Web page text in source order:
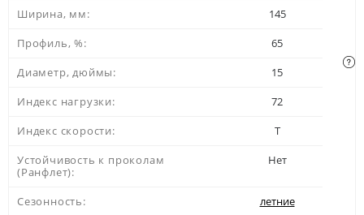
Ширина, мм:
145
Профиль, %:
65
Диаметр, дюймы:
15
Индекс нагрузки:
72
Индекс скорости:
T
Устойчивость к проколам
(Ранфлет):
Нет
Сезонность:
летние